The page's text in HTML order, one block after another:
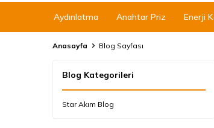
Aydınlatma Anahtar Priz Enerji
Anasayfa Blog Sayfası
Blog Kategorileri
Star Akım Blog